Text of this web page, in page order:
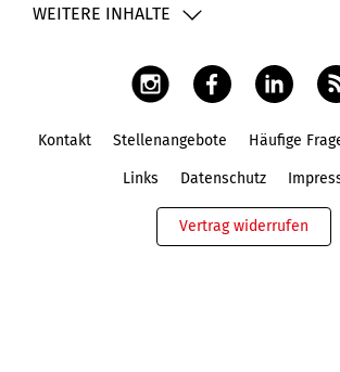
WEITERE INHALTE
Kontakt Stellenangebote Häufige
Links Datenschutz
Vertrag widerrufen